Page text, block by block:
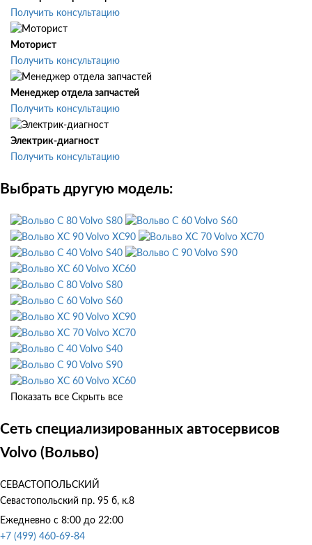
Получить консультацию
Моторист
Получить консультацию
Менеджер отдела запчастей
Получить консультацию
Электрик-диагност
Получить консультацию
Выбрать другую модель:
Volvo S80
Volvo S60
Volvo XC90
Volvo XC70
Volvo S40
Volvo S90
Volvo XC60
Volvo S80
Volvo S60
Volvo XC90
Volvo XC70
Volvo S40
Volvo S90
Volvo XC60
Показать все Скрыть все
Сеть специализированных автосервисов
Volvo (Вольво)
СЕВАСТОПОЛЬСКИЙ
Севастопольский пр. 95 б, к.8
Ежедневно с 8:00 до 22:00
+7 (499) 460-69-84